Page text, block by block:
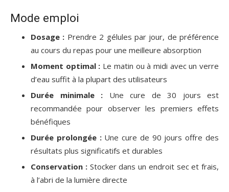
Mode emploi
Dosage : Prendre 2 gélules par jour, de préférence
au cours du repas pour une meilleure absorption
Moment optimal : Le matin ou à midi avec un verre
d’eau suffit à la plupart des utilisateurs
Durée minimale : Une cure de 30 jours est
recommandée pour observer les premiers effets
bénéfiques
Durée prolongée :Une cure de 90 jours offre des
résultats plus significatifs et durables
Conservation :Stocker dans un endroit sec et frais,
à l’abri de la lumière directe